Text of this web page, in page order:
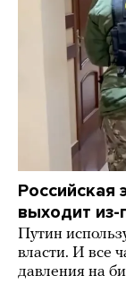
Российская
выходит
Путин
власти. И все
давления на